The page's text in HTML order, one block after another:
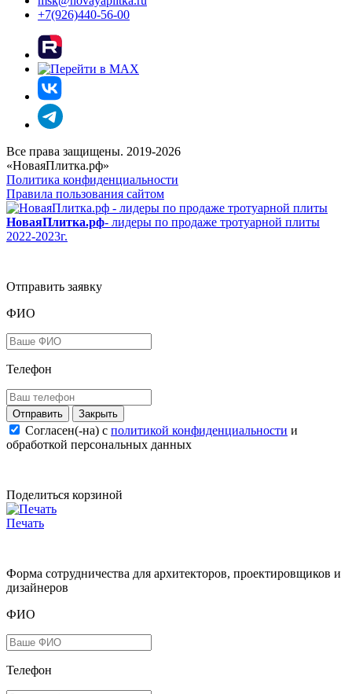
+7(926)440-56-00
Все права защищены. 2019-2026
«НоваяПлитка.рф»
Политика конфиденциальности
Правила пользования сайтом
НоваяПлитка.рф- лидеры по продаже тротуарной плиты
2022-2023г.
Отправить заявку
ФИО
Телефон
Закрыть
Согласен(-на) c политикой конфиденциальности и
обработкой персональных данных
Поделиться корзиной
Печать
Форма сотрудничества для архитекторов, проектировщиков и
дизайнеров
ФИО
Телефон